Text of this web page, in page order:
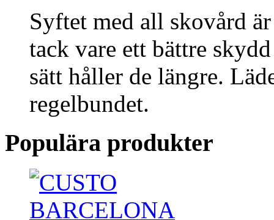
Syftet med all skovård
tack vare ett bättre
sätt håller de längre.
regelbundet.
Populära produkter